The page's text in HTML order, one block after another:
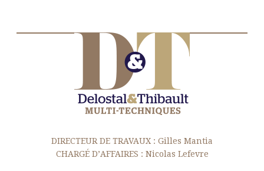
DIRECTEUR DE TRAVAUX : Gilles Mantia
CHARGÉ D’AFFAIRES : Nicolas Lefevre